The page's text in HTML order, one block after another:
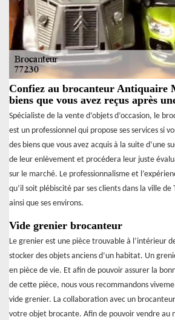
Confiez au brocanteur Antiquaire
biens que vous avez reçus après
Spécialiste de la vente d’objets d’occasion, le
est un professionnel qui propose ses services si
des biens que vous avez acquis à la suite d’une
de leur enlèvement et procédera leur juste
sur le marché. Le professionnalisme et
qu’il soit plébiscité par ses clients dans la ville de
ainsi que ses environs.
Vide grenier brocanteur
Le grenier est une pièce trouvable à l’intérieur
stocker des objets anciens d’un habitat. Un
en pièce de vie. Et afin de pouvoir assurer la
de cette pièce, nous vous recommandons
vide grenier. La collaboration avec un
votre objet brocante. Afin de pouvoir vendre au